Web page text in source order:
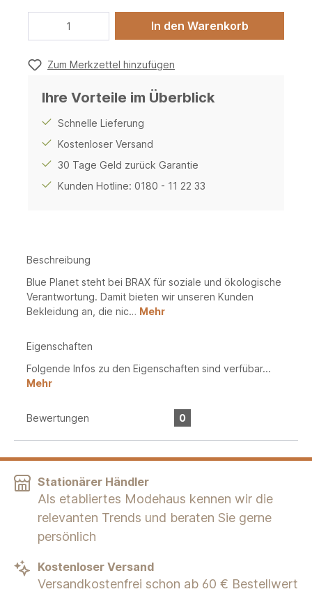
In den Warenkorb
Zum Merkzettel hinzufügen
Ihre Vorteile im Überblick
Schnelle Lieferung
Kostenloser Versand
30 Tage Geld zurück Garantie
Kunden Hotline: 0180 - 11 22 33
Beschreibung
Blue Planet steht bei BRAX für soziale und ökologische
Verantwortung. Damit bieten wir unseren Kunden
Bekleidung an, die nic… Mehr
Eigenschaften
Folgende Infos zu den Eigenschaften sind verfübar...
Mehr
Bewertungen 0
Stationärer Händler
Als etabliertes Modehaus kennen wir die
relevanten Trends und beraten Sie gerne
persönlich
Kostenloser Versand
Versandkostenfrei schon ab 60 € Bestellwert